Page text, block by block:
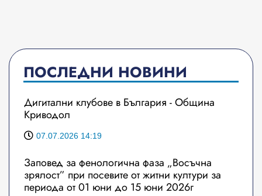
ПОСЛЕДНИ НОВИНИ
Дигитални клубове в България - Община
Криводол
07.07.2026 14:19
Заповед за фенологична фаза „Восъчна
зрялост” при посевите от житни култури за
периода от 01 юни до 15 юни 2026г